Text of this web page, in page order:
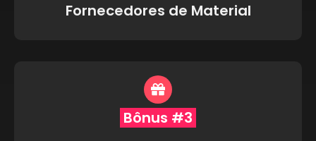
Fornecedores de Material
Bônus #3